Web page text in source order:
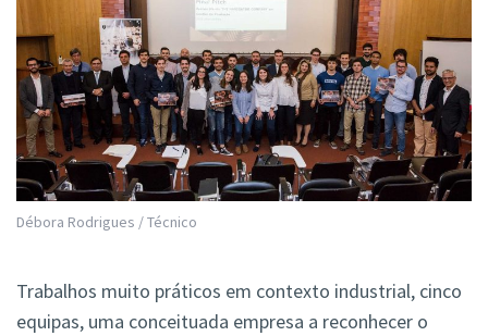
Débora Rodrigues / Técnico
Trabalhos muito práticos em contexto industrial, cinco
equipas, uma conceituada empresa a reconhecer o